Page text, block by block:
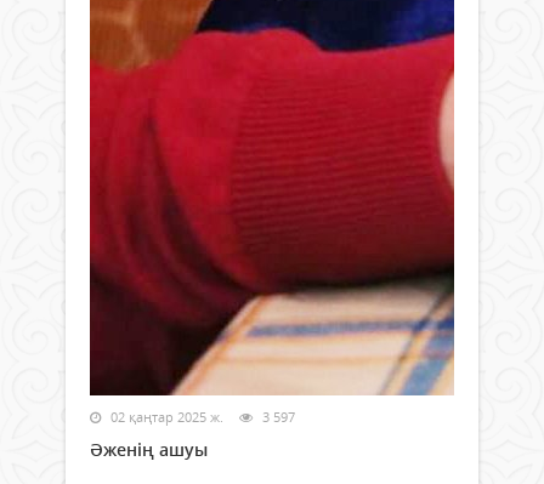
02 қаңтар 2025 ж. 3 597
Әженің ашуы